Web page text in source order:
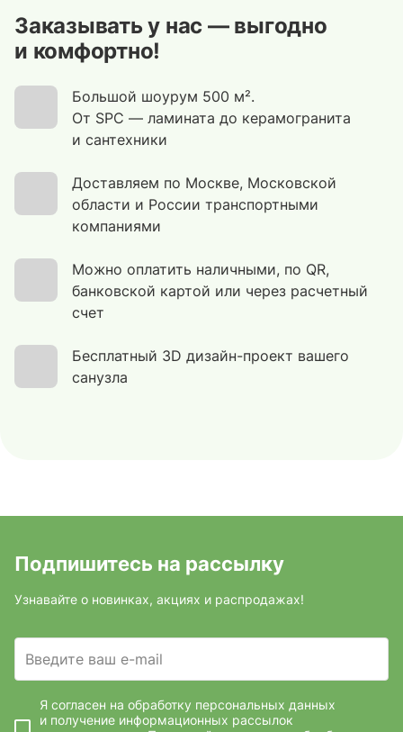
Заказывать у нас — выгодно
и комфортно!
Большой шоурум 500 м².
От SPC — ламината до керамогранита
и сантехники
Доставляем по Москве, Московской
области и России транспортными
компаниями
Можно оплатить наличными, по QR,
банковской картой или через расчетный
счет
Бесплатный 3D дизайн-проект вашего
санузла
Подпишитесь на рассылку
Узнавайте о новинках, акциях и распродажах!
Введите ваш e-mail
Я согласен на обработку персональных данных
и получение информационных рассылок